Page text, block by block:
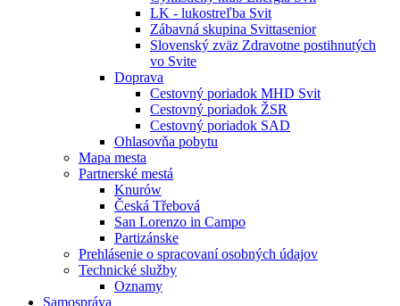
LK - lukostreľba Svit
Zábavná skupina Svittasenior
Slovenský zväz Zdravotne postihnutých
vo Svite
Doprava
Cestovný poriadok MHD Svit
Cestovný poriadok ŽSR
Cestovný poriadok SAD
Ohlasovňa pobytu
Mapa mesta
Partnerské mestá
Knurów
Česká Třebová
San Lorenzo in Campo
Partizánske
Prehlásenie o spracovaní osobných údajov
Technické služby
Oznamy
Samospráva